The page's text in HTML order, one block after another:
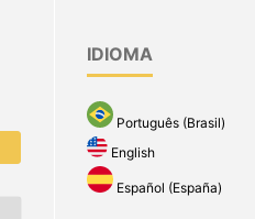
IDIOMA
Português (Brasil)
English
Español (España)